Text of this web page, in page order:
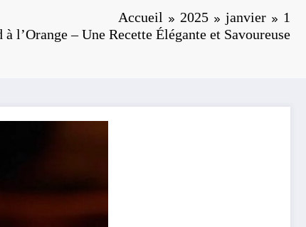
Accueil 2025 janvier
1
l’Orange – Une Recette Élégante et Savoureuse